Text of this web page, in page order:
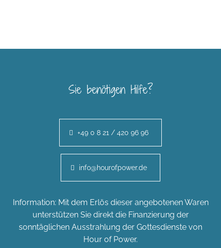
Sie benötigen Hilfe?
+49 0 8 21 / 420 96 96
info@hourofpower.de
Information: Mit dem Erlös dieser angebotenen Waren
unterstützen Sie direkt die Finanzierung der
sonntäglichen Ausstrahlung der Gottesdienste von
Hour of Power.